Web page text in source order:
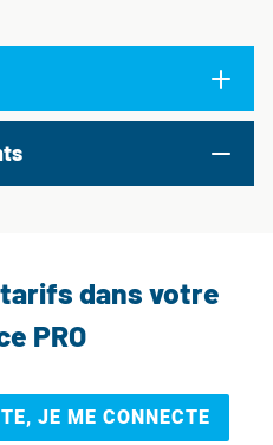
dans votre
PRO
JE ME CONNECTE